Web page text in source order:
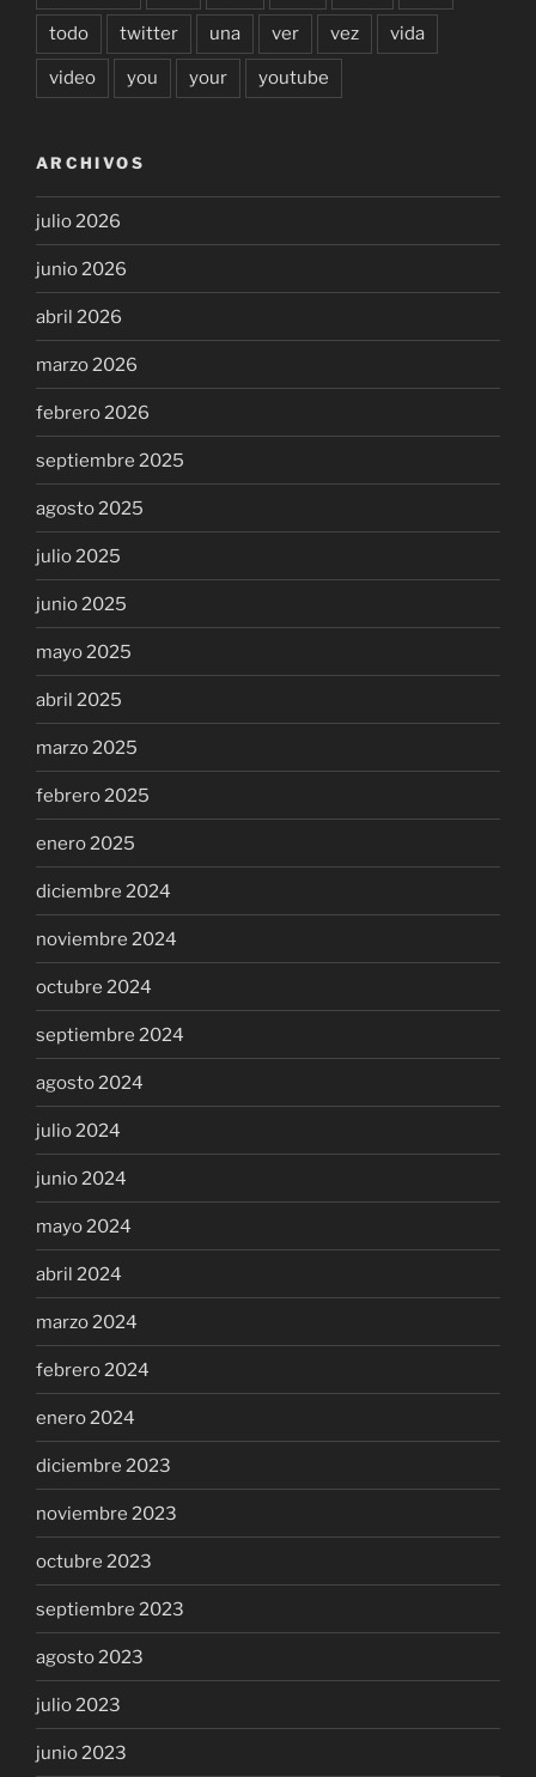
todo twitter una ver vez vida
video you your youtube
ARCHIVOS
julio 2026
junio 2026
abril 2026
marzo 2026
febrero 2026
septiembre 2025
agosto 2025
julio 2025
junio 2025
mayo 2025
abril 2025
marzo 2025
febrero 2025
enero 2025
diciembre 2024
noviembre 2024
octubre 2024
septiembre 2024
agosto 2024
julio 2024
junio 2024
mayo 2024
abril 2024
marzo 2024
febrero 2024
enero 2024
diciembre 2023
noviembre 2023
octubre 2023
septiembre 2023
agosto 2023
julio 2023
junio 2023